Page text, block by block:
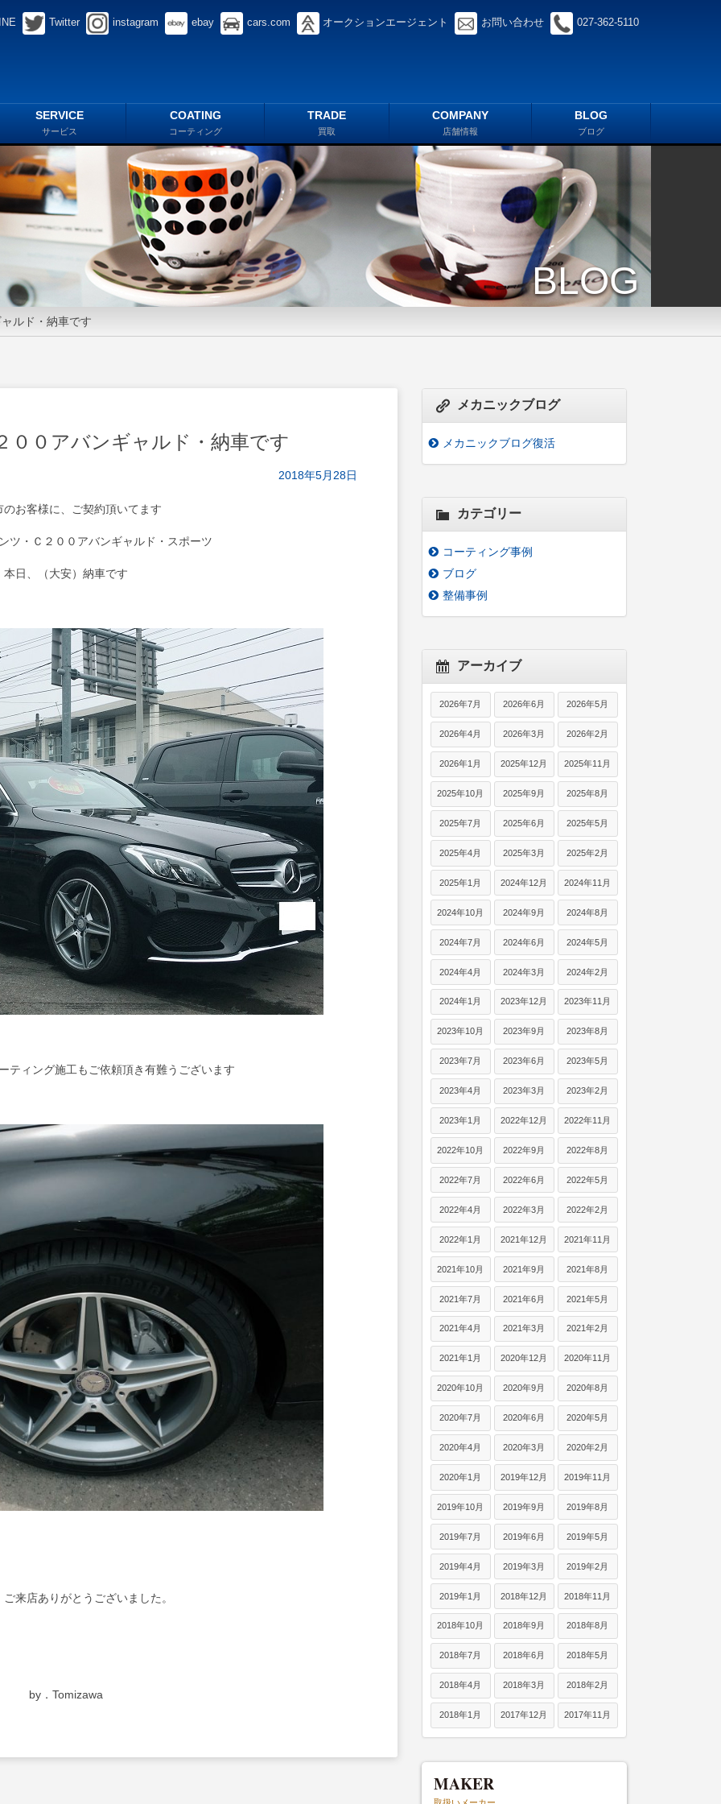
Twitter instagram ebay cars.com オークションエージェント お問い合わせ 027-362-5110
SERVICE
サービス
COATING
コーティング
TRADE
買取
COMPANY
店舗情報
BLOG
ブログ
BLOG
ルド・納車です
００アバンギャルド・納車です
2018年5月28日
のお客様に、ご契約頂いてます
ツ・Ｃ２００アバンギャルド・スポーツ
本日、（大安）納車です
ティング施工もご依頼頂き有難うございます
来店ありがとうございました。
by．Tomizawa
メカニックブログ
メカニックブログ復活
カテゴリー
コーティング事例
ブログ
整備事例
アーカイブ
2026年7月 2026年6月 2026年5月
2026年4月 2026年3月 2026年2月
2026年1月 2025年12月 2025年11月
2025年10月 2025年9月 2025年8月
2025年7月 2025年6月 2025年5月
2025年4月 2025年3月 2025年2月
2025年1月 2024年12月 2024年11月
2024年10月 2024年9月 2024年8月
2024年7月 2024年6月 2024年5月
2024年4月 2024年3月 2024年2月
2024年1月 2023年12月 2023年11月
2023年10月 2023年9月 2023年8月
2023年7月 2023年6月 2023年5月
2023年4月 2023年3月 2023年2月
2023年1月 2022年12月 2022年11月
2022年10月 2022年9月 2022年8月
2022年7月 2022年6月 2022年5月
2022年4月 2022年3月 2022年2月
2022年1月 2021年12月 2021年11月
2021年10月 2021年9月 2021年8月
2021年7月 2021年6月 2021年5月
2021年4月 2021年3月 2021年2月
2021年1月 2020年12月 2020年11月
2020年10月 2020年9月 2020年8月
2020年7月 2020年6月 2020年5月
2020年4月 2020年3月 2020年2月
2020年1月 2019年12月 2019年11月
2019年10月 2019年9月 2019年8月
2019年7月 2019年6月 2019年5月
2019年4月 2019年3月 2019年2月
2019年1月 2018年12月 2018年11月
2018年10月 2018年9月 2018年8月
2018年7月 2018年6月 2018年5月
2018年4月 2018年3月 2018年2月
2018年1月 2017年12月 2017年11月
MAKER